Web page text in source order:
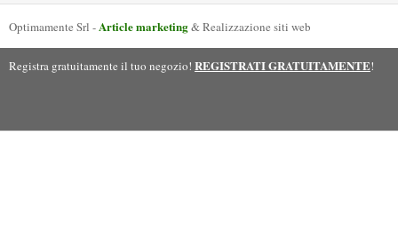
Optimamente Srl - Article marketing& Realizzazione siti web
Registra gratuitamente il tuo negozio! REGISTRATI GRATUITAMENTE!